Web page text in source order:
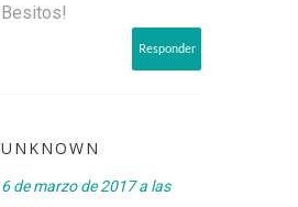
Besitos!
Responder
UNKNOWN
6 de marzo de 2017 a las